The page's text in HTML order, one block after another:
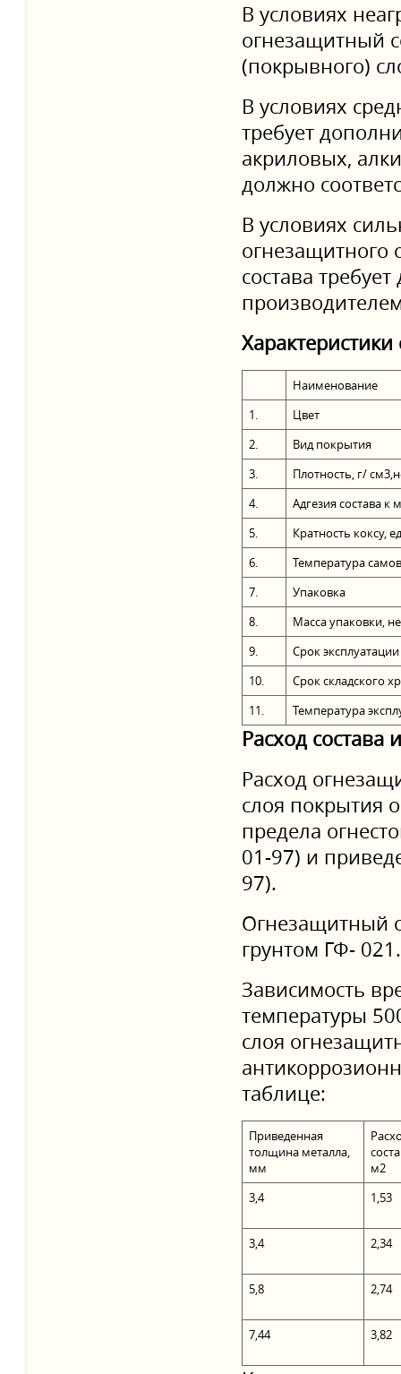
В условиях
огнезащитный
(покрывного)
В условиях
требует
акриловых,
должно
В условиях
огнезащитного
состава
Характеристики
Наименование
1.
Цвет
2.
Вид покрытия
3.
Плотность, г/
4.
Адгезия состава к
5.
Кратность коксу,
6.
Температура
7.
Упаковка
8.
Масса упаковки,
9.
Срок
10.
Срок складского
11.
Температура
Расход состава
Расход
слоя покрытия
предела
01-97) и
97).
Огнезащитный
грунтом ГФ- 021.
Зависимость
температуры
слоя
таблице:
Приведенная
толщина металла,
мм
м2
3,4
1,53
3,4 2,34
5,8 2,74
7,44 3,82